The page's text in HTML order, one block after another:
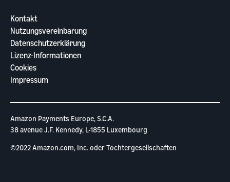
Kontakt
Nutzungsvereinbarung
Datenschutzerklärung
Lizenz-Informationen
Cookies
Impressum
Amazon Payments Europe, S.C.A.
38 avenue J.F. Kennedy, L-1855 Luxembourg
©2022 Amazon.com, Inc. oder Tochtergesellschaften